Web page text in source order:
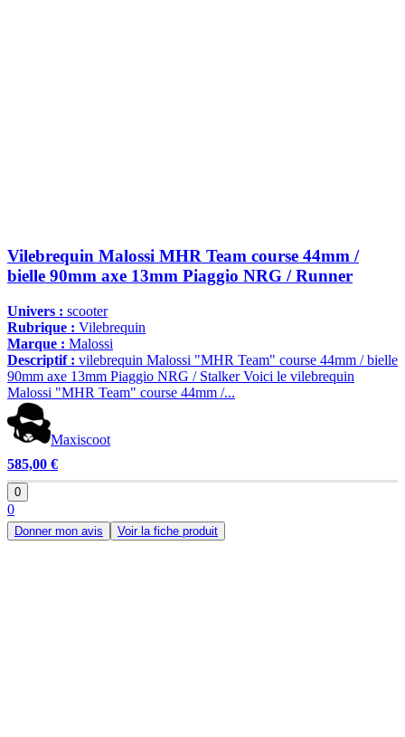
Vilebrequin Malossi MHR Team course 44mm /
bielle 90mm axe 13mm Piaggio NRG / Runner
Univers : scooter
Rubrique : Vilebrequin
Marque : Malossi
Descriptif : vilebrequin Malossi "MHR Team" course 44mm / bielle
90mm axe 13mm Piaggio NRG / Stalker Voici le vilebrequin
Malossi "MHR Team" course 44mm /...
Maxiscoot
585,00 €
0
0
Donner mon avis Voir la fiche produit